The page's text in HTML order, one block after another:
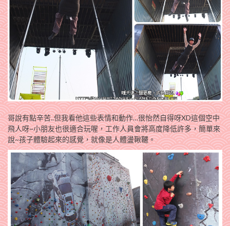
哥說有點辛苦..但我看他這些表情和動作…很怡然自得呀XD這個空中
飛人呀~小朋友也很適合玩喔，工作人員會將高度降低許多，簡單來
說~孩子體驗起來的感覺，就像是人體盪鞦韆。